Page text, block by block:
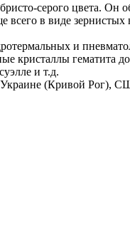
серого цвета. Он
в виде зернистых
и
кристаллы
и т.д.
(Кривой Рог),